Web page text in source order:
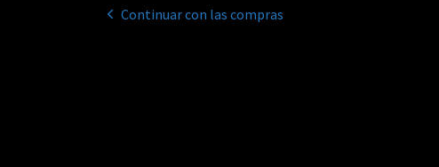
Continuar con las compras